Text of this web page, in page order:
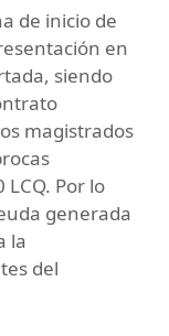
de inicio de
en
siendo
magistrados
Por lo
generada
la
del